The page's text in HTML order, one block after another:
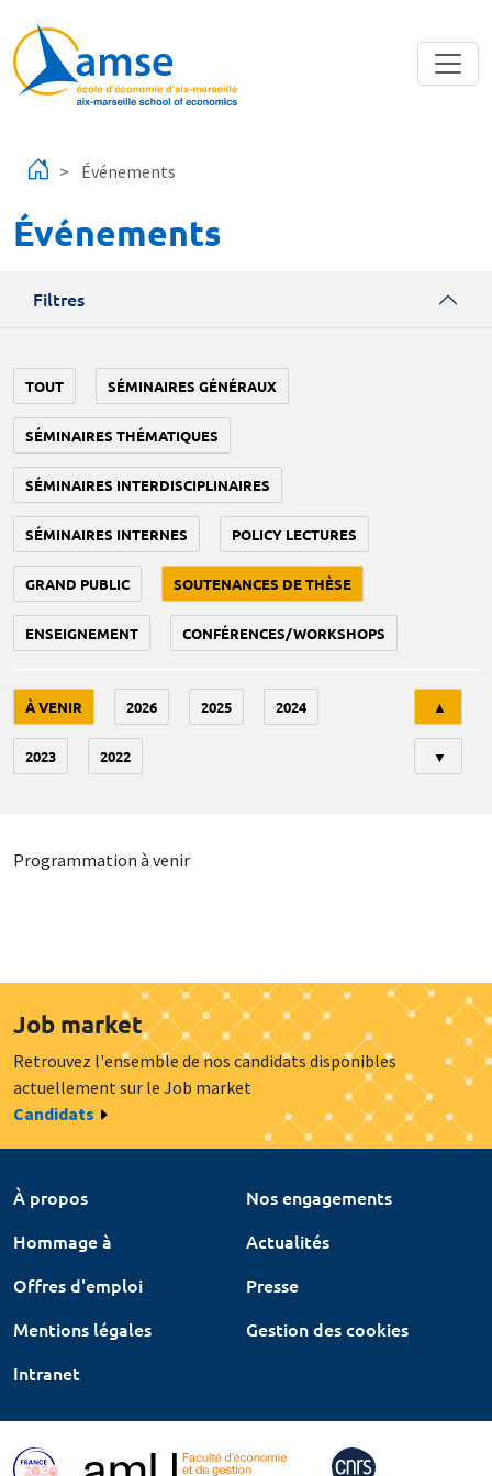
Événements
Événements
Filtres
TOUT SÉMINAIRES GÉNÉRAUX
SÉMINAIRES THÉMATIQUES
SÉMINAIRES INTERDISCIPLINAIRES
SÉMINAIRES INTERNES POLICY LECTURES
GRAND PUBLIC SOUTENANCES DE THÈSE
ENSEIGNEMENT CONFÉRENCES/WORKSHOPS
À VENIR 2026 2025 2024
2023 2022
▲
▼
Programmation à venir
Job market
Retrouvez l'ensemble de nos candidats disponibles
actuellement sur le Job market
Candidats
À propos
Nos engagements
Hommage à
Actualités
Offres d'emploi
Presse
Mentions légales
Gestion des cookies
Intranet